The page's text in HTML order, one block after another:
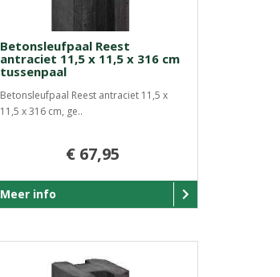
Betonsleufpaal Reest
antraciet 11,5 x 11,5 x 316 cm
tussenpaal
Betonsleufpaal Reest antraciet 11,5 x
11,5 x 316 cm, ge..
€ 67,95
Meer info